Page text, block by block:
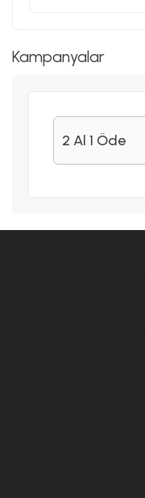
Kampanyalar
2 Al 1 Öde